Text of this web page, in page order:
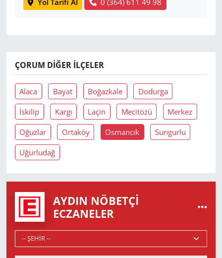
Yol Tarifi Al 0 (364) 611 49 98
ÇORUM DIĞER İLÇELER
Alaca Bayat Boğazkale Dodurga
İskilip Kargı Laçin Mecitözü Merkez
Oğuzlar Ortaköy Osmancık Sungurlu
Uğurludağ
AYDIN NÖBETÇI
ECZANELER